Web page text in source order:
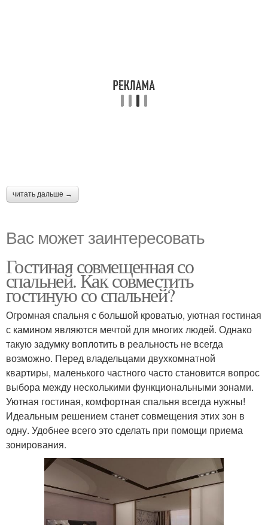
читать дальше →
Вас может заинтересовать
Гостиная совмещенная со
спальней. Как совместить
гостиную со спальней?
Огромная спальня с большой кроватью, уютная гостиная
с камином являются мечтой для многих людей. Однако
такую задумку воплотить в реальность не всегда
возможно. Перед владельцами двухкомнатной
квартиры, маленького частного часто становится вопрос
выбора между несколькими функциональными зонами.
Уютная гостиная, комфортная спальня всегда нужны!
Идеальным решением станет совмещения этих зон в
одну. Удобнее всего это сделать при помощи приема
зонирования.